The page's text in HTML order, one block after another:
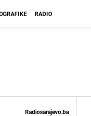
RADIO
Radiosarajevo.ba